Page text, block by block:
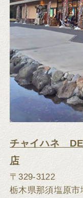
チャイハネ
店
〒329-3122
栃木県那須塩原市